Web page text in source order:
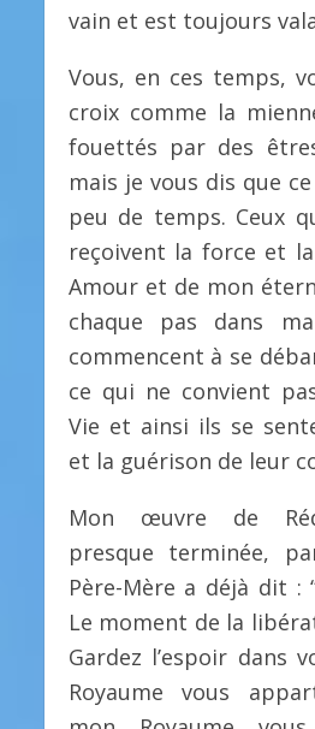
vain et est toujours
Vous, en ces temps,
croix comme la
fouettés par des
mais je vous dis que
peu de temps. Ceux
reçoivent la force et
Amour et de mon
chaque pas dans
commencent à se
ce qui ne convient
Vie et ainsi ils se
et la guérison de leur
Mon œuvre de
presque terminée,
Père-Mère a déjà dit :
Le moment de la
Gardez l’espoir dans
Royaume vous